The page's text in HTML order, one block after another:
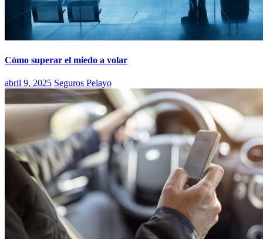
Cómo superar el miedo a volar
abril 9, 2025 Seguros Pelayo